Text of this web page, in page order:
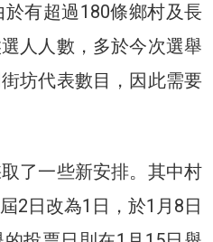
有超過180條鄉村及長
人人數，多於今次選舉
坊代表數目，因此需要
了一些新安排。其中村
2日改為1日，於1月8日